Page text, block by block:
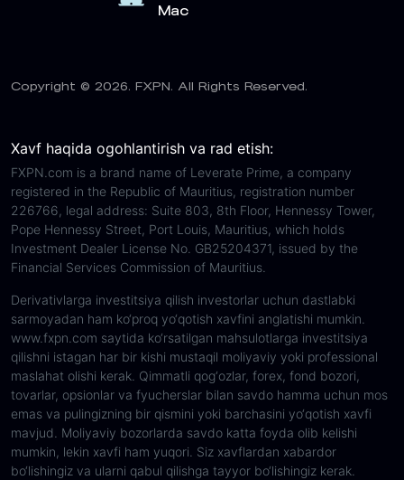
Mac
Copyright © 2026. FXPN. All Rights Reserved.
Xavf haqida ogohlantirish va rad etish:
FXPN.com is a brand name of Leverate Prime, a company
registered in the Republic of Mauritius, registration number
226766, legal address: Suite 803, 8th Floor, Hennessy Tower,
Pope Hennessy Street, Port Louis, Mauritius, which holds
Investment Dealer License No. GB25204371, issued by the
Financial Services Commission of Mauritius.
Derivativlarga investitsiya qilish investorlar uchun dastlabki
sarmoyadan ham ko‘proq yo‘qotish xavfini anglatishi mumkin.
www.fxpn.com saytida ko‘rsatilgan mahsulotlarga investitsiya
qilishni istagan har bir kishi mustaqil moliyaviy yoki professional
maslahat olishi kerak. Qimmatli qog‘ozlar, forex, fond bozori,
tovarlar, opsionlar va fyucherslar bilan savdo hamma uchun mos
emas va pulingizning bir qismini yoki barchasini yo‘qotish xavfi
mavjud. Moliyaviy bozorlarda savdo katta foyda olib kelishi
mumkin, lekin xavfi ham yuqori. Siz xavflardan xabardor
bo‘lishingiz va ularni qabul qilishga tayyor bo‘lishingiz kerak.